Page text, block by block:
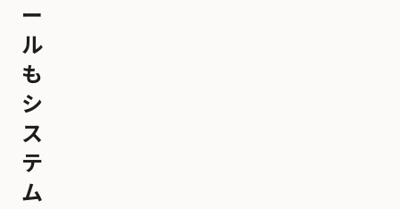
ー
ル
も
シ
ス
テ
ム